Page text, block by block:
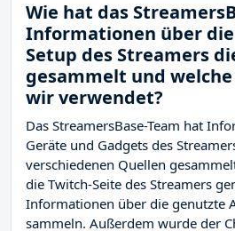
Wie hat das
Informationen über
Setup des Streamers
gesammelt und
wir verwendet?
Das StreamersBase-Team hat
Geräte und Gadgets des
verschiedenen Quellen
die Twitch-Seite des Streamers
Informationen über die genutzte
sammeln. Außerdem wurde der